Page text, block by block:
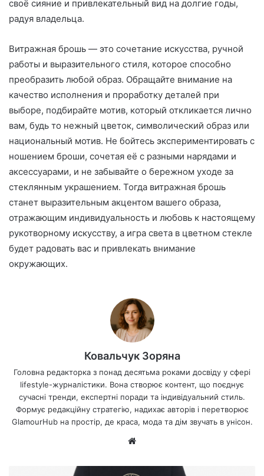
своё сияние и привлекательный вид на долгие годы,
радуя владельца.
Витражная брошь — это сочетание искусства, ручной
работы и выразительного стиля, которое способно
преобразить любой образ. Обращайте внимание на
качество исполнения и проработку деталей при
выборе, подбирайте мотив, который откликается лично
вам, будь то нежный цветок, символический образ или
национальный мотив. Не бойтесь экспериментировать с
ношением броши, сочетая её с разными нарядами и
аксессуарами, и не забывайте о бережном уходе за
стеклянным украшением. Тогда витражная брошь
станет выразительным акцентом вашего образа,
отражающим индивидуальность и любовь к настоящему
рукотворному искусству, а игра света в цветном стекле
будет радовать вас и привлекать внимание
окружающих.
Ковальчук Зоряна
Головна редакторка з понад десятьма роками досвіду у сфері
lifestyle-журналістики. Вона створює контент, що поєднує
сучасні тренди, експертні поради та індивідуальний стиль.
Формує редакційну стратегію, надихає авторів і перетворює
GlamourHub на простір, де краса, мода та дім звучать в унісон.
са